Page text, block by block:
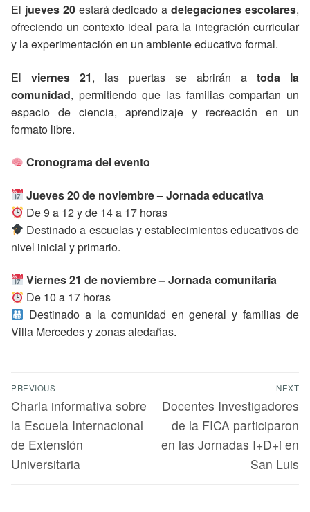
El jueves 20estará dedicado adelegaciones escolares,
ofreciendo un contexto ideal para la integración curricular
y la experimentación en un ambiente educativo formal.
El viernes 21, las puertas se abrirán a toda la
comunidad, permitiendo que las familias compartan un
espacio de ciencia, aprendizaje y recreación en un
formato libre.
Cronograma del evento
Jueves 20 de noviembre – Jornada educativa
De 9 a 12 y de 14 a 17 horas
Destinado a escuelas y establecimientos educativos de
nivel inicial y primario.
Viernes 21 de noviembre – Jornada comunitaria
De 10 a 17 horas
Destinado a la comunidad en general y familias de
Villa Mercedes y zonas aledañas.
PREVIOUS
Charla informativa sobre
la Escuela Internacional
de Extensión
Universitaria
NEXT
Docentes Investigadores
de la FICA participaron
en las Jornadas I+D+i en
San Luis